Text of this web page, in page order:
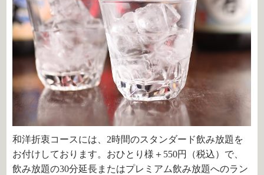
和洋折衷コースには、2時間のスタンダード飲み放題を
お付けしております。おひとり様＋550円（税込）で、
飲み放題の30分延長またはプレミアム飲み放題へのラン